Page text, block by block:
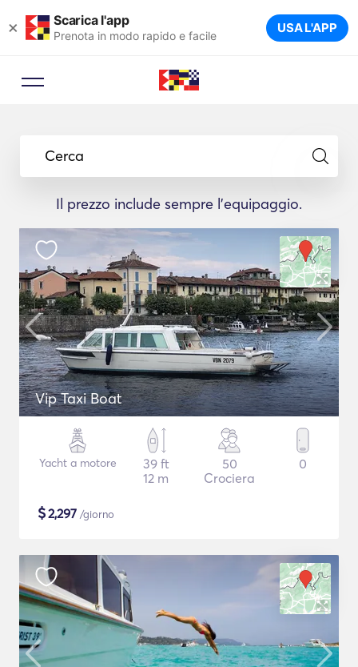
× Scarica l'app
Prenota in modo rapido e facile USA L'APP
Cerca
Il prezzo include sempre l'equipaggio.
Vip Taxi Boat
Yacht a motore
39 ft
12 m
50
Crociera
0
$2,297 /giorno